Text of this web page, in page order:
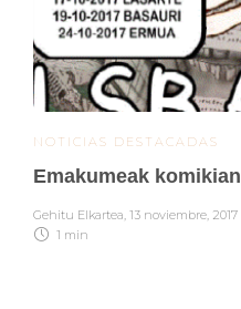
NOTICIAS DESTACADAS
Emakumeak
Gehitu Elkartea 13 noviembre, 2017
1 min